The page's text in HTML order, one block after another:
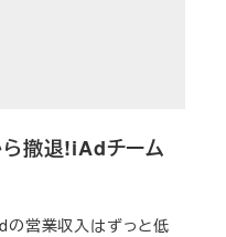
撤退!iAdチーム
の営業収入はずっと低